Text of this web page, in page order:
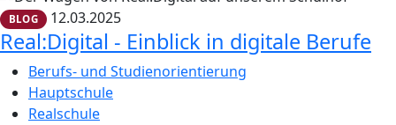
BLOG 12.03.2025
Real:Digital - Einblick in digitale Berufe
Berufs- und Studienorientierung
Hauptschule
Realschule